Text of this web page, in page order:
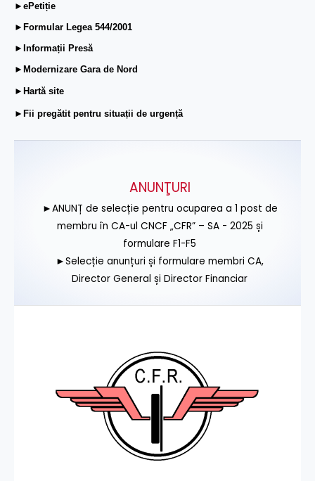
►ePetiție
►Formular Legea 544/2001
►Informații Presă
►Modernizare Gara de Nord
►Hartă site
►Fii pregătit pentru situații de urgență
ANUNŢURI
►ANUNȚ de selecție pentru ocuparea a 1 post de
membru în CA-ul CNCF „CFR” – SA - 2025 și
formulare F1-F5
►Selecție anunțuri și formulare membri CA,
Director General și Director Financiar